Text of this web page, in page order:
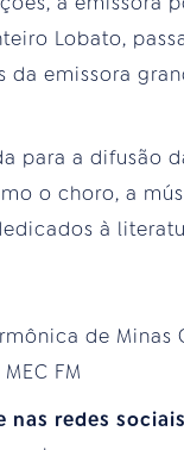
Lobato,
da emissora
para a difusão
o choro, a
à
de
FM
nas redes sociais